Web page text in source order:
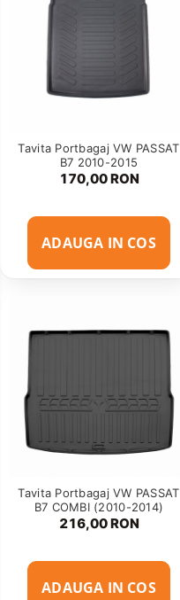
Tavita Portbagaj VW PASSAT
B7 2010-2015
170,00 RON
ADAUGA IN COS
Tavita Portbagaj VW PASSAT
B7 COMBI (2010-2014)
216,00 RON
ADAUGA IN COS